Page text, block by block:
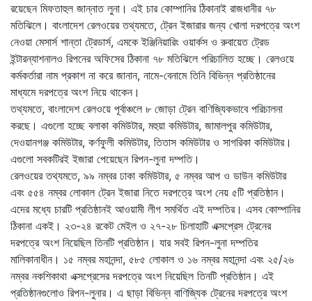
রয়েছেন মিফতাহুল জান্নাত লুনা। এই চার কোম্পানির ঠিকানাই রাজধানীর ৭৮
মতিঝিলে। বাংলাদেশ রেলওয়ের তথ্যমতে, ট্রেন ইজারার জন্য খোলা দরপত্রে অংশ
নেওয়া মেসার্স শান্তা ট্রেডার্স, এমকে ইঞ্জিনিয়ারিং ওয়ার্কস ও রুবায়েত ট্রেড
ইন্টারন্যাশনালও রিপনের অফিসের ঠিকানা ৭৮ মতিঝিলে পরিচালিত হচ্ছে। রেলওয়ে
কর্মকর্তারা নাম প্রকাশ না করে জানান, নামে-বেনামে তিনি বিভিন্ন প্রতিষ্ঠানের
মাধ্যমে দরপত্রে অংশ নিয়ে থাকেন।
তথ্যমতে, বাংলাদেশ রেলওয়ে পূর্বাঞ্চলে ৮ জোড়া ট্রেন বাণিজ্যিকভাবে পরিচালনা
করছে। এগুলো হচ্ছে বলাকা কমিউটার, মহুয়া কমিউটার, জামালপুর কমিউটার,
দেওয়ানগঞ্জ কমিউটার, কর্ণফুলী কমিউটার, তিতাস কমিউটার ও সাগরিকা কমিউটার।
এগুলো সবকটিরই ইজারা পেয়েছেন রিপন-লুনা দম্পতি।
রেলওয়ের তথ্যমতে, ৯৯ নম্বর ঢাকা কমিউটার, ৫ নম্বর আপ ও ডাউন কমিউটার
এবং ৫৫৪ নম্বর লোকাল ট্রেন ইজারা নিতে দরপত্রে অংশ নেয় ৫টি প্রতিষ্ঠান।
এদের মধ্যে চারটি প্রতিষ্ঠানই আওয়ামী লীগ সমর্থিত এই দম্পতির। এসব কোম্পানির
ঠিকানা একই। ২৩-২৪ রকেট মেইল ও ২৭-২৮ চিলাহাটি এক্সপ্রেস ট্রেনের
দরপত্রে অংশ নিয়েছিল তিনটি প্রতিষ্ঠান। যার সবই রিপন-লুনা দম্পতির
মালিকানাধীন। ১৫ নম্বর মহানন্দা, ৫৮৫ লোকাল ও ১৬ নম্বর মহানন্দা এবং ২৫/২৬
নম্বর নকশিকাথা এক্সপ্রেসের দরপত্রে অংশ নিয়েছিল তিনটি প্রতিষ্ঠান। এই
প্রতিষ্ঠানগুলোও রিপন-লুনার। এ ছাড়া বিভিন্ন বাণিজ্যিক ট্রেনের দরপত্রে অংশ